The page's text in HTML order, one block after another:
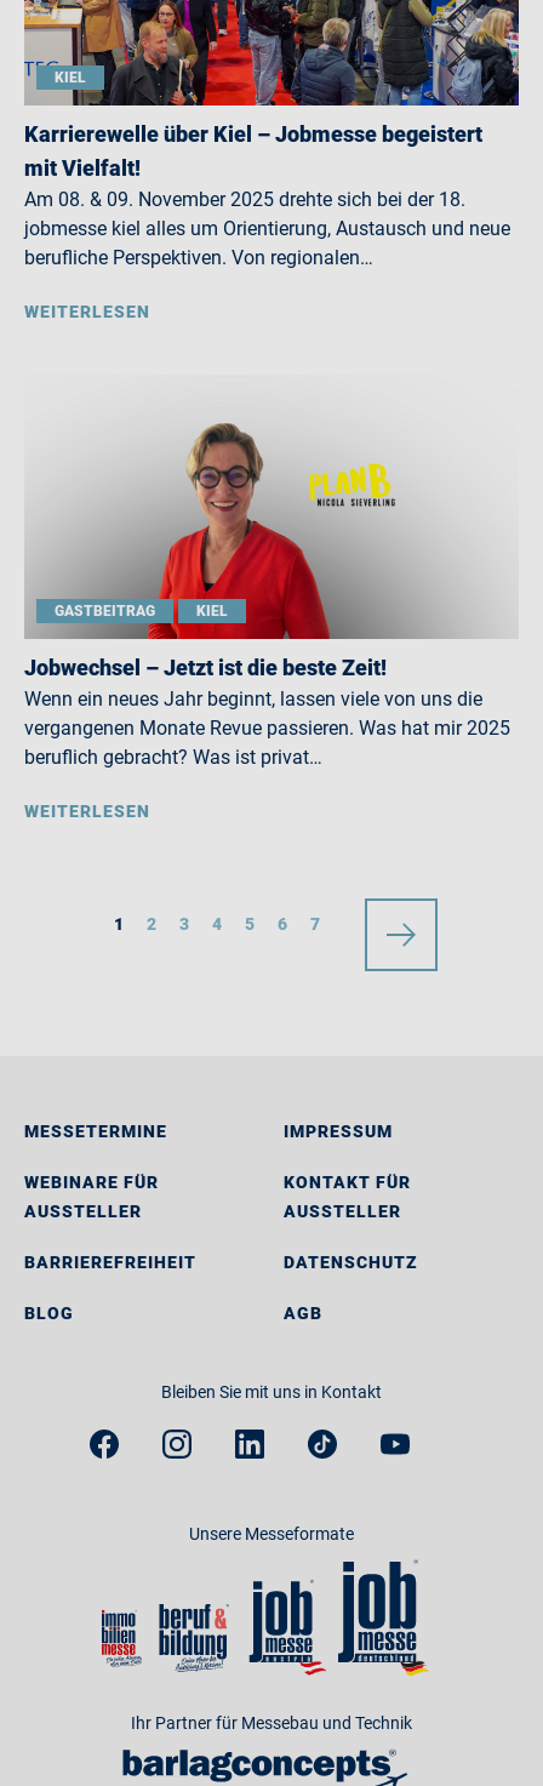
KIEL
Karrierewelle über Kiel – Jobmesse begeistert
mit Vielfalt!
Am 08. & 09. November 2025 drehte sich bei der 18.
jobmesse kiel alles um Orientierung, Austausch und neue
berufliche Perspektiven. Von regionalen…
WEITERLESEN
GASTBEITRAG KIEL
Jobwechsel – Jetzt ist die beste Zeit!
Wenn ein neues Jahr beginnt, lassen viele von uns die
vergangenen Monate Revue passieren. Was hat mir 2025
beruflich gebracht? Was ist privat…
WEITERLESEN
1 2 3 4 5 6 7
MESSETERMINE
WEBINARE FÜR
AUSSTELLER
BARRIEREFREIHEIT
BLOG
IMPRESSUM
KONTAKT FÜR
AUSSTELLER
DATENSCHUTZ
AGB
Bleiben Sie mit uns in Kontakt
Unsere Messeformate
Ihr Partner für Messebau und Technik